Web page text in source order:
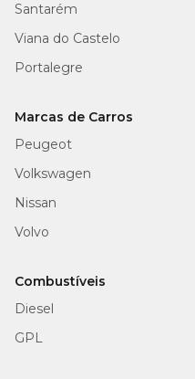
Santarém
Viana do Castelo
Portalegre
Marcas de Carros
Peugeot
Volkswagen
Nissan
Volvo
Combustíveis
Diesel
GPL